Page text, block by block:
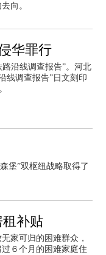
向。
华罪行
沿线调查报告”。河北
线调查报告”日文刻印
堡”双枢纽战略取得了
补贴
家可归的困难群众，
６个月的困难家庭住